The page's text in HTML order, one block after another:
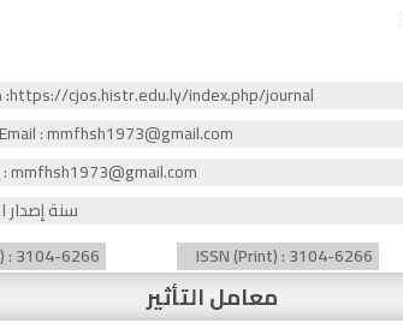
موقع المجلة :https://cjos.histr.edu.ly/index.php/journal
: mmfhsh1973@gmail.com
: mmfhsh1973@gmail.com
سنة إصدار
: 3104-6266
ISSN (Print) : 3104-6266
معامل التأثير